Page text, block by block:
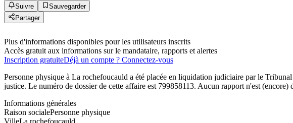
Suivre
Sauvegarder
Partager
Plus d'informations disponibles pour les utilisateurs inscrits
Accès gratuit aux informations sur le mandataire, rapports et alertes
Inscription gratuiteDéjà un compte ? Connectez-vous
Personne physique à La rochefoucauld a été placée en liquidation judiciaire par le
justice. Le numéro de dossier de cette affaire est 799858113. Aucun rapport n'est (encore)
Informations générales
Raison socialePersonne physique
VilleLa rochefoucauld